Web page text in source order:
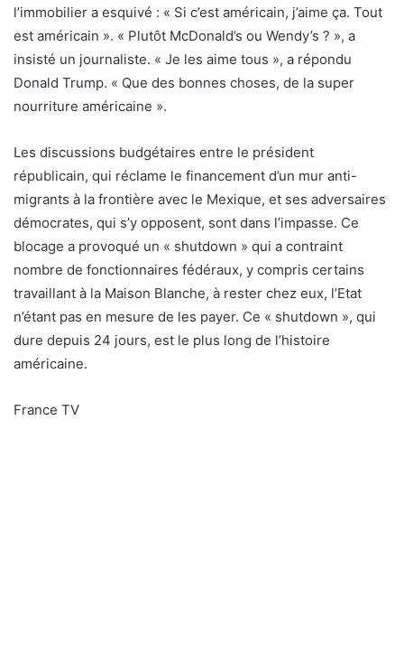
l’immobilier a esquivé : « Si c’est américain, j’aime ça. Tout
est américain ». « Plutôt McDonald’s ou Wendy’s ? », a
insisté un journaliste. « Je les aime tous », a répondu
Donald Trump. « Que des bonnes choses, de la super
nourriture américaine ».
Les discussions budgétaires entre le président
républicain, qui réclame le financement d’un mur anti-
migrants à la frontière avec le Mexique, et ses adversaires
démocrates, qui s’y opposent, sont dans l’impasse. Ce
blocage a provoqué un « shutdown » qui a contraint
nombre de fonctionnaires fédéraux, y compris certains
travaillant à la Maison Blanche, à rester chez eux, l’Etat
n’étant pas en mesure de les payer. Ce « shutdown », qui
dure depuis 24 jours, est le plus long de l’histoire
américaine.
France TV